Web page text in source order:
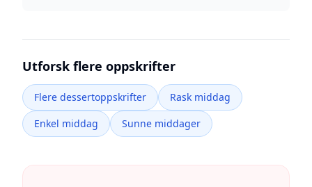
Utforsk flere oppskrifter
Flere dessertoppskrifter
Rask middag
Enkel middag
Sunne middager